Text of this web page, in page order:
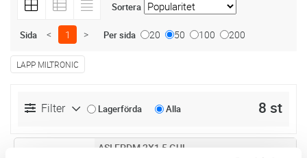
Sortera
Sida < 1 > Per sida 20 50 100 200
LAPP MILTRONIC
Filter Lagerförda Alla 8 st
M Lägg i kundvagn
ASI EPDM 2X1,5 GUL